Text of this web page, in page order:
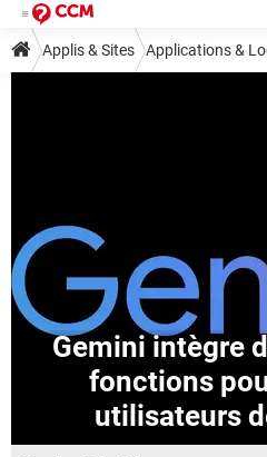
Applis & Sites Applications &
Gemini intègre
fonctions
utilisateurs